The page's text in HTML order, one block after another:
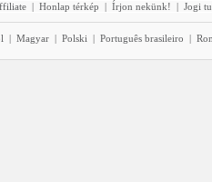
| Honlap térkép | Írjon nekünk! | Jogi
| Magyar | Polski | Português brasileiro |